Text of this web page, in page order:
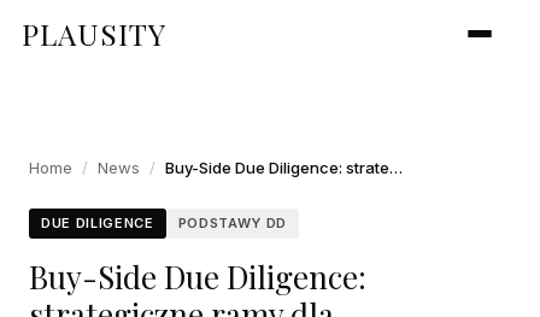
PLAUSITY
Home / News / Buy-Side Due Diligence: strategiczne ramy dla wysokostawkowego M&A w 2026 roku
DUE DILIGENCE PODSTAWY DD
Buy-Side Due Diligence: